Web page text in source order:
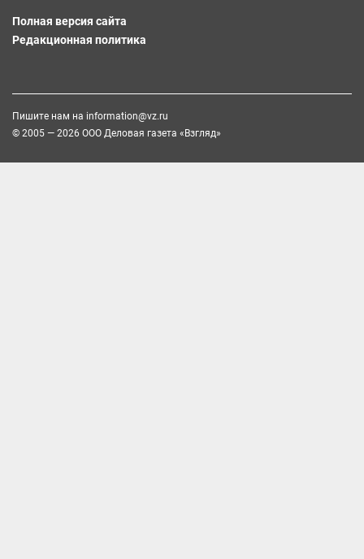
Полная версия сайта
Редакционная политика
Пишите нам на information@vz.ru
© 2005 — 2026 ООО Деловая газета «Взгляд»